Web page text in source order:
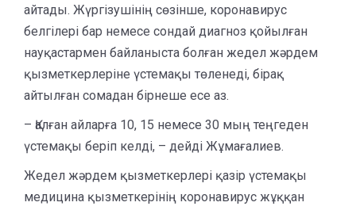
айтады. Жүргізушінің сөзінше, коронавирус
белгілері бар немесе сондай диагноз қойылған
науқастармен байланыста болған жедел жәрдем
қызметкерлеріне үстемақы төленеді, бірақ
айтылған сомадан бірнеше есе аз.
– Қалған айларға 10, 15 немесе 30 мың теңгеден
үстемақы беріп келді, – дейді Жұмағалиев.
Жедел жәрдем қызметкерлері қазір үстемақы
медицина қызметкерінің коронавирус жұққан